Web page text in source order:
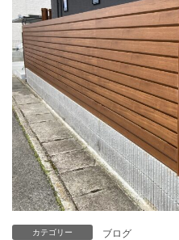
カテゴリー ブログ